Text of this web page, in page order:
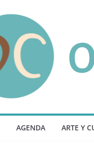
AGENDA ARTE Y